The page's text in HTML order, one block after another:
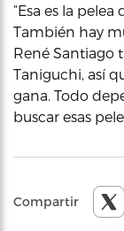
“Esa es la
También hay
René Santiago
Taniguchi, así
gana. Todo
buscar esas
Compartir